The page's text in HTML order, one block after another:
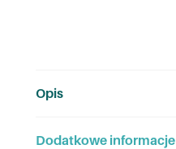
Opis
Dodatkowe informacje